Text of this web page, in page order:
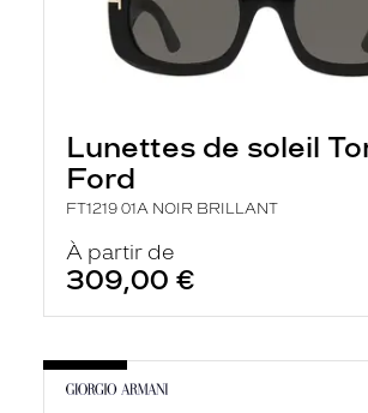
Lunettes de soleil
Ford
FT1219 01A NOIR BRILLANT
À partir de
309,00 €